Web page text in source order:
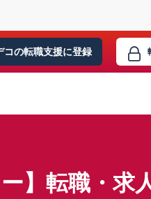
コの転職支援に登録
】転職・求